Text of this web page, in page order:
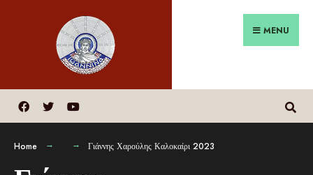
MENU
Home Γιάννης Χαρούλης Καλοκαίρι 2023